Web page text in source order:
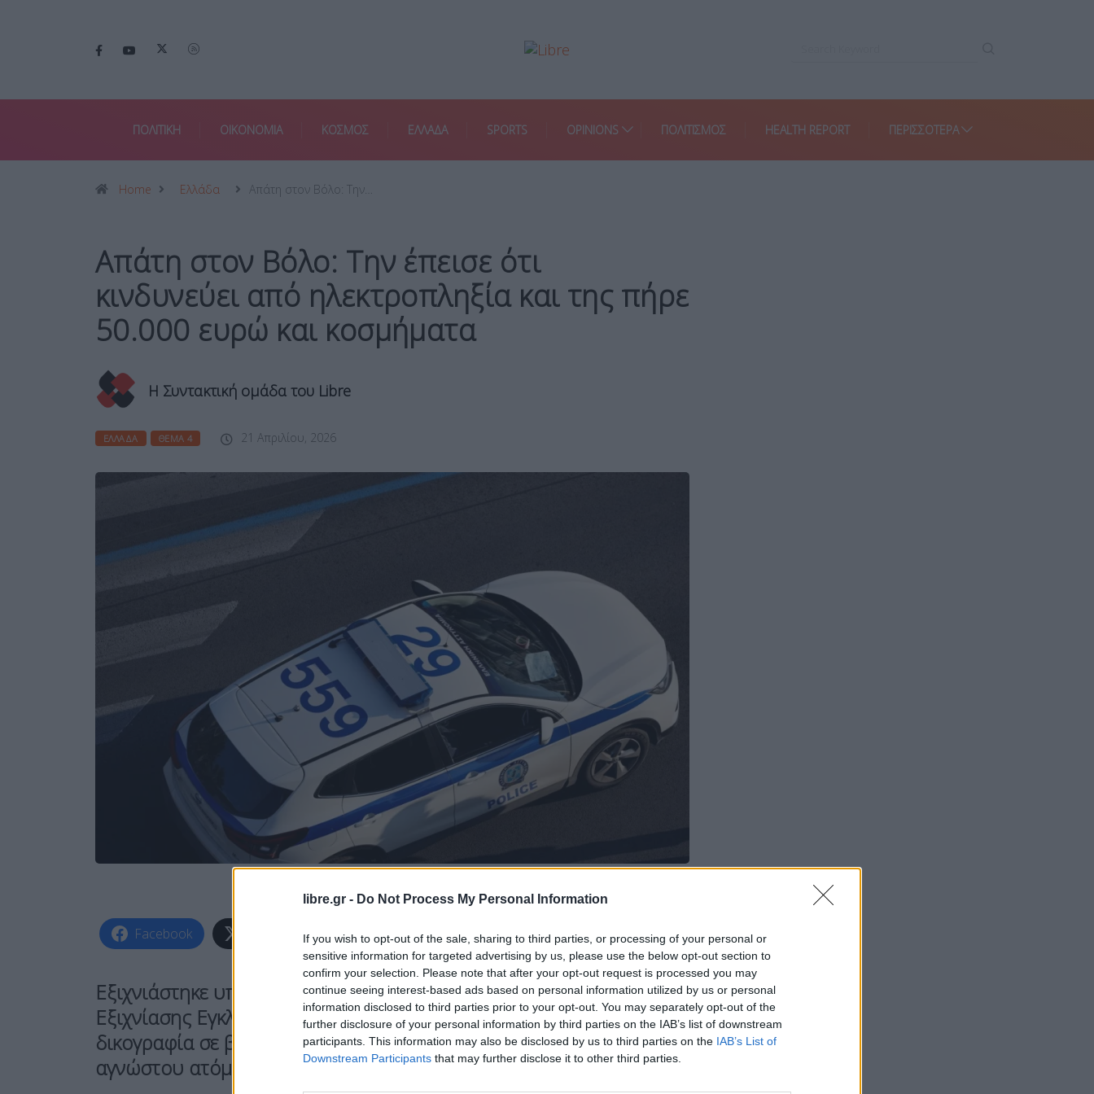
libre.gr - Do Not Process My Personal Information
If you wish to opt-out of the sale, sharing to third parties, or processing of your personal or
sensitive information for targeted advertising by us, please use the below opt-out section to
confirm your selection. Please note that after your opt-out request is processed you may
continue seeing interest-based ads based on personal information utilized by us or personal
information disclosed to third parties prior to your opt-out. You may separately opt-out of the
further disclosure of your personal information by third parties on the IAB’s list of downstream
participants. This information may also be disclosed by us to third parties on the IAB’s List of
Downstream Participants that may further disclose it to other third parties.
ΠΟΛΙΤΙΚΗ ΟΙΚΟΝΟΜΙΑ ΚΟΣΜΟΣ ΕΛΛΑΔΑ SPORTS OPINIONS ΠΟΛΙΤΙΣΜΟΣ HEALTH REPORT ΠΕΡΙΣΣΌΤΕΡΑ
Home Ελλάδα Απάτη στον Βόλο: Την…
Απάτη στον Βόλο: Την έπεισε ότι
κινδυνεύει από ηλεκτροπληξία και της πήρε
50.000 ευρώ και κοσμήματα
Η Συντακτική ομάδα του Libre
ΕΛΛΆΔΑ ΘΈΜΑ 4 21 Απριλίου, 2026
Facebook Share on X Bluesky Email Copy Link
Εξιχνιάστηκε υπόθεση απάτηςαπό τηνΥποδιεύθυνση Δίωξης και
Εξιχνίασης Εγκλημάτων Βόλου, με τις Αρχές να σχηματίζουν
δικογραφίασε βάρος ενός23χρονου, καθώς και ενός ακόμη
αγνώστου ατόμου